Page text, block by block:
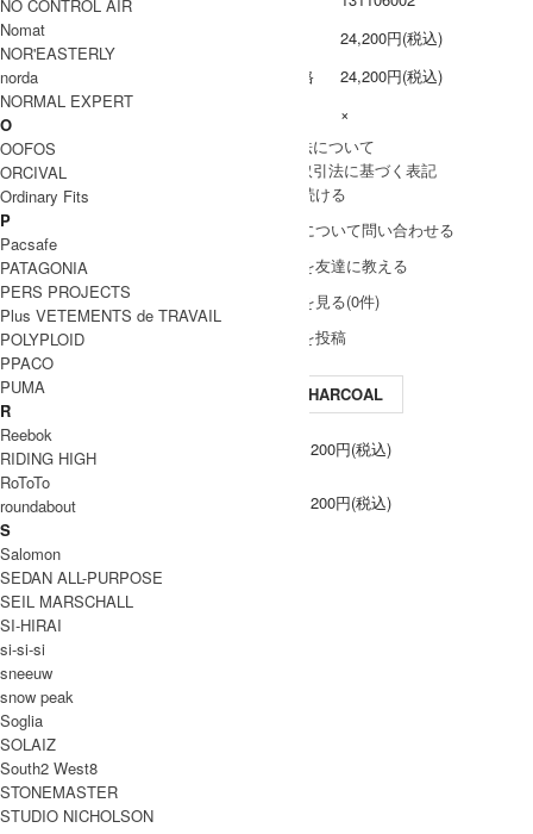
24,200円(税込)
販売価格
24,200円(税込)
×
» 採寸方法について
» 特定商取引法に基づく表記
買い物を続ける
この商品について問い合わせる
この商品を友達に教える
レビューを見る(0件)
レビューを投稿
CHARCOAL
24,200円(税込)
24,200円(税込)
NO CONTROL AIR
Nomat
NOR'EASTERLY
norda
NORMAL EXPERT
O
OOFOS
ORCIVAL
Ordinary Fits
P
Pacsafe
PATAGONIA
PERS PROJECTS
Plus VETEMENTS de TRAVAIL
POLYPLOID
PPACO
PUMA
R
Reebok
RIDING HIGH
RoToTo
roundabout
S
Salomon
SEDAN ALL-PURPOSE
SEIL MARSCHALL
SI-HIRAI
si-si-si
sneeuw
snow peak
Soglia
SOLAIZ
South2 West8
STONEMASTER
STUDIO NICHOLSON